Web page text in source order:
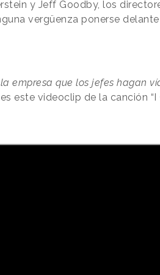
y Jeff Goodby, los
vergüenza ponerse
empresa que los jefes hagan
este videoclip de la canción “I